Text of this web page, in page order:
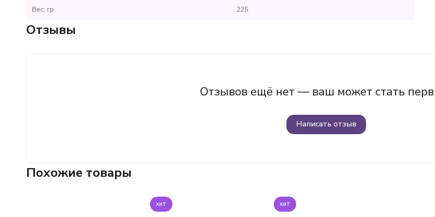
Вес, гр 225
Отзывы
Отзывов ещё нет — ваш может стать
Написать отзыв
Похожие товары
хит хит